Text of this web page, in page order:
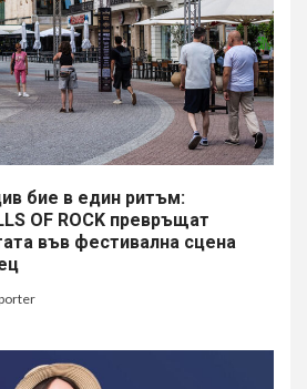
бие в един ритъм:
OF ROCK превръщат
във фестивална сцена